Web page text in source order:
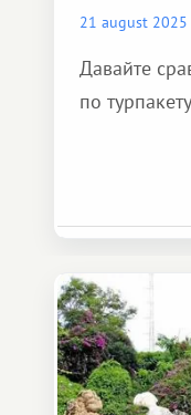
21 august 2025
Давайте
по